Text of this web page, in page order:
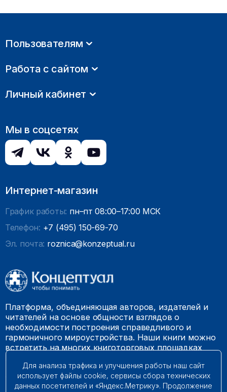
Пользователям
Работа с сайтом
Личный кабинет
Мы в соцсетях
Интернет-магазин
График работы: пн–пт 08:00–17:00 МСК
Телефон: +7 (495) 150-69-70
Эл. почта: roznica@konzeptual.ru
Платформа, объединяющая авторов, издателей и
читателей на основе общности взглядов о
необходимости построения справедливого и
гармоничного мироустройства. Наши книги можно
встретить на многих книготорговых площадках
© 2009 – 2026. Все права защищены.
Для анализа трафика и улучшения работы наш сайт
использует файлы cookie, сервисы сбора технических
данных посетителей и «Яндекс.Метрику». Продолжение